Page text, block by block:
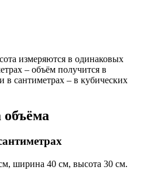
измеряются в одинаковых
– объём получится в
в сантиметрах – в кубических
ширина 40 см, высота 30 см.